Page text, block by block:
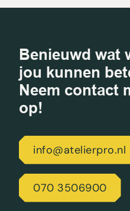
Benieuwd wat
jou kunnen
Neem contact
op!
info@atelierpro.nl
070 3506900